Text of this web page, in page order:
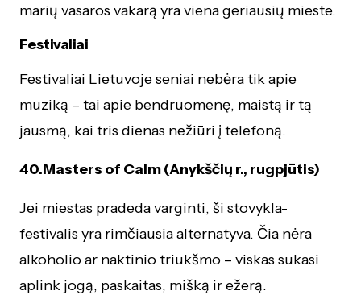
marių vasaros vakarą yra viena geriausių mieste.
Festivaliai
Festivaliai Lietuvoje seniai nebėra tik apie
muziką – tai apie bendruomenę, maistą ir tą
jausmą, kai tris dienas nežiūri į telefoną.
40.Masters of Calm (Anykščių r., rugpjūtis)
Jei miestas pradeda varginti, ši stovykla-
festivalis yra rimčiausia alternatyva. Čia nėra
alkoholio ar naktinio triukšmo – viskas sukasi
aplink jogą, paskaitas, mišką ir ežerą.